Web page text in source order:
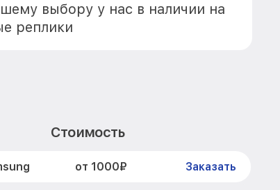
выбору у нас в наличии на
реплики
Стоимость
от 1000₽ Заказать